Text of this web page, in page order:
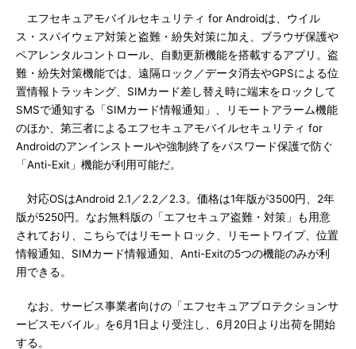
エフセキュアモバイルセキュリティ for Androidは、ウイル
ス・スパイウェア対策と盗難・紛失対策に加え、ブラウザ保護や
ペアレンタルコントロール、自動更新機能を搭載するアプリ。盗
難・紛失対策機能では、遠隔ロック／データ消去やGPSによる位
置情報トラッキング、SIMカード差し替え時に端末をロックして
SMSで通知する「SIMカード情報通知」、リモートアラーム機能
のほか、第三者によるエフセキュアモバイルセキュリティ for
Androidのアンインストールや強制終了をパスワード保護で防ぐ
「Anti-Exit」機能が利用可能だ。
対応OSはAndroid 2.1／2.2／2.3。価格は1年版が3500円、2年
版が5250円。なお無料版の「エフセキュア盗難・対策」も用意
されており、こちらではリモートロック、リモートワイプ、位置
情報通知、SIMカード情報通知、Anti-Exitの5つの機能のみが利
用できる。
なお、サービス事業者向けの「エフセキュアプロテクションサ
ービスモバイル」を6月1日より受注し、6月20日より出荷を開始
する。